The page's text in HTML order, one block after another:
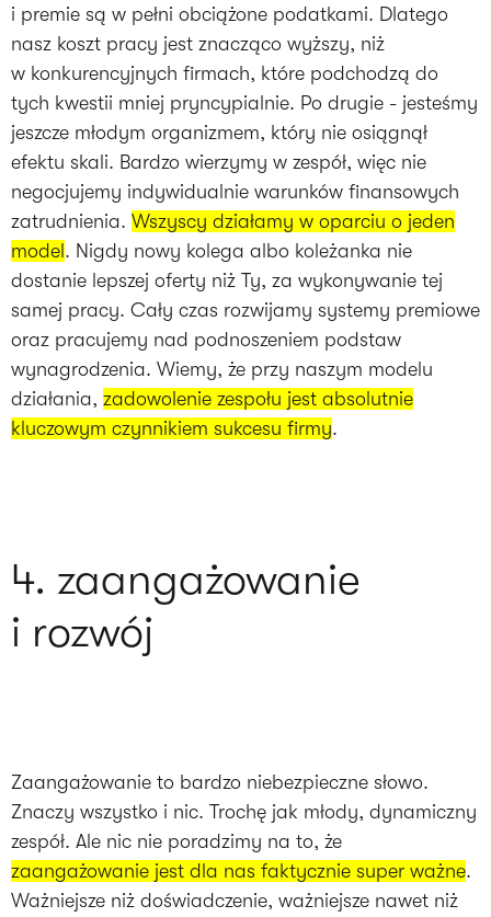
i premie są w pełni obciążone podatkami. Dlatego
nasz koszt pracy jest znacząco wyższy, niż
w konkurencyjnych firmach, które podchodzą do
tych kwestii mniej pryncypialnie. Po drugie - jesteśmy
jeszcze młodym organizmem, który nie osiągnął
efektu skali. Bardzo wierzymy w zespół, więc nie
negocjujemy indywidualnie warunków finansowych
zatrudnienia. Wszyscy działamy w oparciu o jeden
model . Nigdy nowy kolega albo koleżanka nie
dostanie lepszej oferty niż Ty, za wykonywanie tej
samej pracy. Cały czas rozwijamy systemy premiowe
oraz pracujemy nad podnoszeniem podstaw
wynagrodzenia. Wiemy, że przy naszym modelu
działania, zadowolenie zespołu jest absolutnie
kluczowym czynnikiem sukcesu firmy.
4. zaangażowanie
i rozwój
Zaangażowanie to bardzo niebezpieczne słowo.
Znaczy wszystko i nic. Trochę jak młody, dynamiczny
zespół. Ale nic nie poradzimy na to, że
zaangażowanie jest dla nas faktycznie super ważne.
Ważniejsze niż doświadczenie, ważniejsze nawet niż